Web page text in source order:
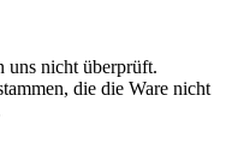
uns nicht überprüft.
die die Ware nicht